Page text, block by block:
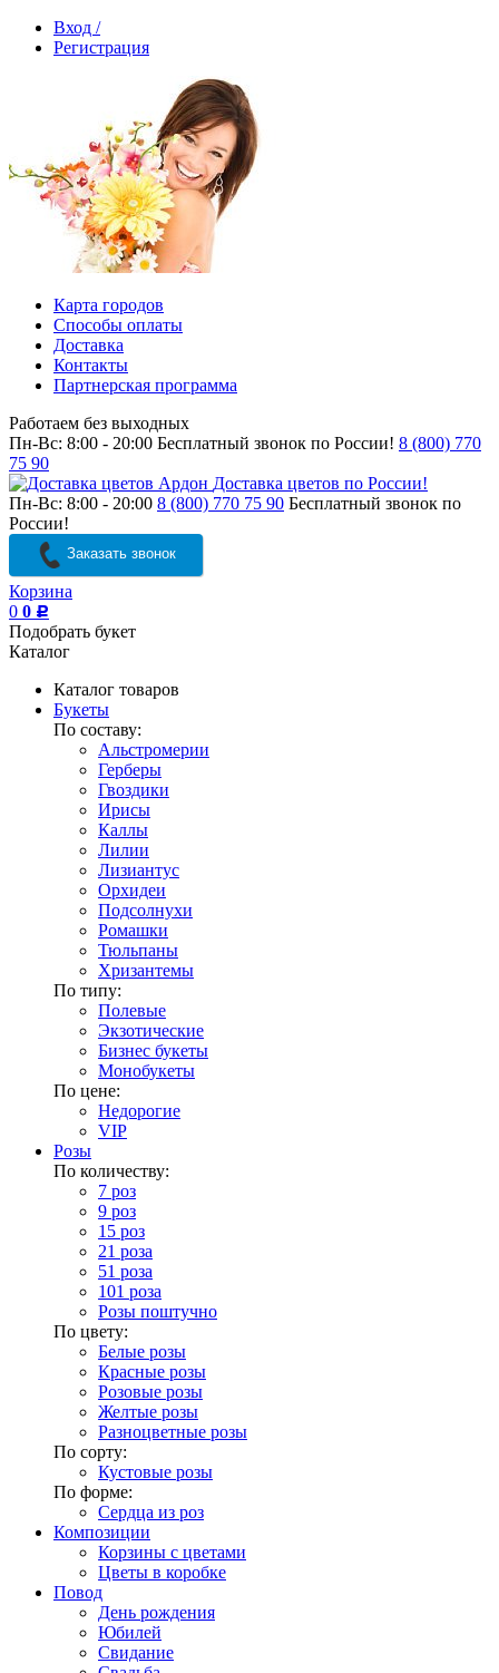
Вход /
Регистрация
Карта городов
Способы оплаты
Доставка
Контакты
Партнерская программа
Работаем без выходных
Пн-Вс: 8:00 - 20:00 Бесплатный звонок по России! 8 (800) 770
75 90
Доставка цветов по России!
Пн-Вс: 8:00 - 20:00 8 (800) 770 75 90 Бесплатный звонок по
России!
Заказать звонок
Корзина
0 0 Р
Подобрать букет
Каталог
Каталог товаров
Букеты
По составу:
Альстромерии
Герберы
Гвоздики
Ирисы
Каллы
Лилии
Лизиантус
Орхидеи
Подсолнухи
Ромашки
Тюльпаны
Хризантемы
По типу:
Полевые
Экзотические
Бизнес букеты
Монобукеты
По цене:
Недорогие
VIP
Розы
По количеству:
7 роз
9 роз
15 роз
21 роза
51 роза
101 роза
Розы поштучно
По цвету:
Белые розы
Красные розы
Розовые розы
Желтые розы
Разноцветные розы
По сорту:
Кустовые розы
По форме:
Сердца из роз
Композиции
Корзины с цветами
Цветы в коробке
Повод
День рождения
Юбилей
Свидание